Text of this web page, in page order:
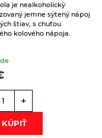
22,02
ale tiež nie je
je nealkoholický
jemne sýtený nápoj
štiav, s chuťou
kolového nápoja.
+
KÚPIŤ